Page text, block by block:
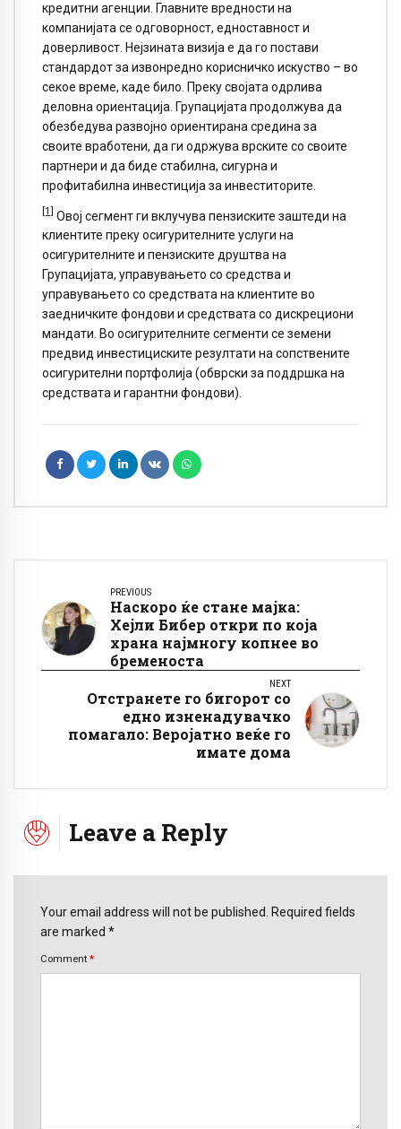
кредитни агенции. Главните вредности на
компанијата се одговорност, едноставност и
доверливост. Нејзината визија е да го постави
стандардот за извонредно корисничко искуство – во
секое време, каде било. Преку својата одрлива
деловна ориентација. Групацијата продолжува да
обезбедува развојно ориентирана средина за
своите вработени, да ги одржува врските со своите
партнери и да биде стабилна, сигурна и
профитабилна инвестиција за инвеститорите.
[1] Овој сегмент ги вклучува пензиските заштеди на
клиентите преку осигурителните услуги на
осигурителните и пензиските друштва на
Групацијата, управувањето со средства и
управувањето со средствата на клиентите во
заедничките фондови и средствата со дискрециони
мандати. Во осигурителните сегменти се земени
предвид инвестициските резултати на сопствените
осигурителни портфолија (обврски за поддршка на
средствата и гарантни фондови).
PREVIOUS
Наскоро ќе стане мајка:
Хејли Бибер откри по која
храна најмногу копнее во
бременоста
NEXT
Отстранете го бигорот со
едно изненадувачко
помагало: Веројатно веќе го
имате дома
Leave a Reply
Your email address will not be published. Required fields
are marked *
Comment *